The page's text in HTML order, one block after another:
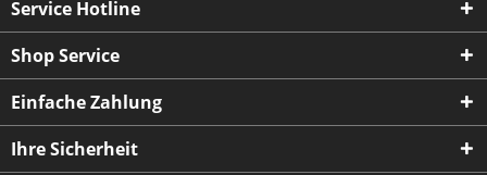
Service Hotline
Shop Service
Einfache Zahlung
Ihre Sicherheit